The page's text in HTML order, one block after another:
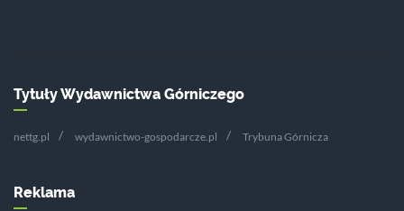
Tytuły Wydawnictwa Górniczego
nettg.pl wydawnictwo-gospodarcze.pl Trybuna Górnicza
Reklama